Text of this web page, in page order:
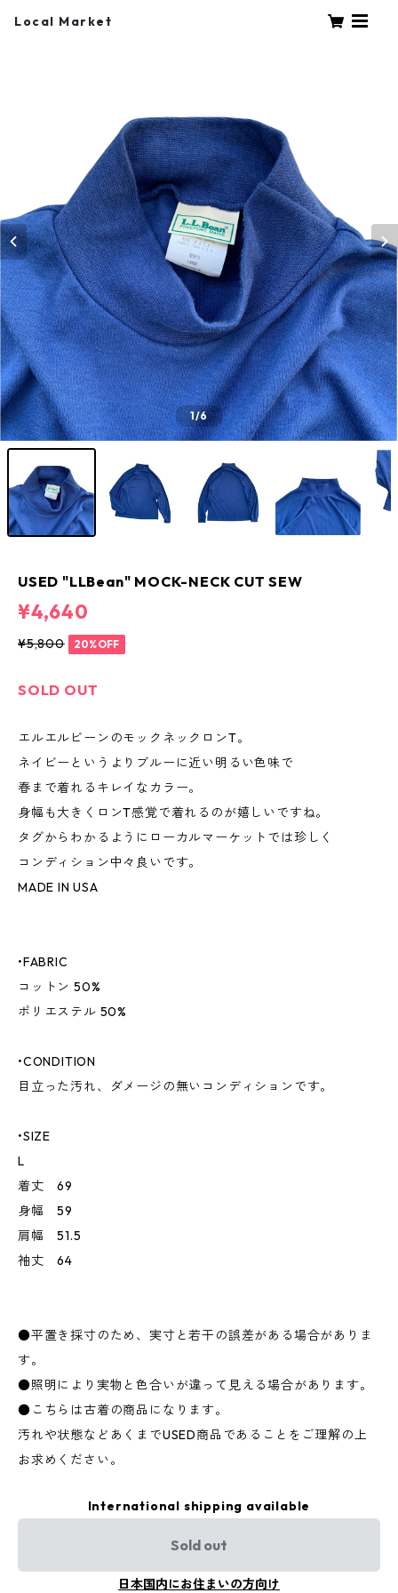
Local Market
1/6
USED "LLBean" MOCK-NECK CUT SEW
¥4,640
¥5,800 20%OFF
SOLD OUT
エルエルビーンのモックネックロンT。
ネイビーというよりブルーに近い明るい色味で
春まで着れるキレイなカラー。
身幅も大きくロンT感覚で着れるのが嬉しいですね。
タグからわかるようにローカルマーケットでは珍しく
コンディション中々良いです。
MADE IN USA
•FABRIC
コットン 50%
ポリエステル 50%
•CONDITION
目立った汚れ、ダメージの無いコンディションです。
•SIZE
L
着丈 69
身幅 59
肩幅 51.5
袖丈 64
●平置き採寸のため、実寸と若干の誤差がある場合がありま
す。
●照明により実物と色合いが違って見える場合があります。
●こちらは古着の商品になります。
汚れや状態などあくまでUSED商品であることをご理解の上
お求めください。
International shipping available
Sold out
日本国内にお住まいの方向け